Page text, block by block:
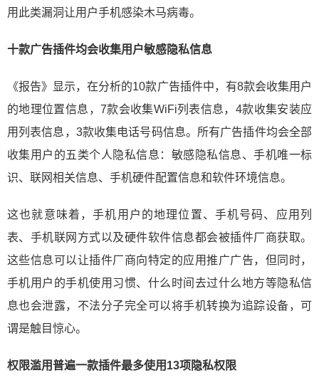
用此类漏洞让用户手机感染木马病毒。
十款广告插件均会收集用户敏感隐私信息
《报告》显示，在分析的10款广告插件中，有8款会收集用户
的地理位置信息，7款会收集WiFi列表信息，4款收集安装应
用列表信息，3款收集电话号码信息。所有广告插件均会全部
收集用户的五类个人隐私信息：敏感隐私信息、手机唯一标
识、联网相关信息、手机硬件配置信息和软件环境信息。
这也就意味着，手机用户的地理位置、手机号码、应用列
表、手机联网方式以及硬件软件信息都会被插件厂商获取。
这些信息可以让插件厂商向特定的应用推广广告，但同时，
手机用户的手机使用习惯、什么时间去过什么地方等隐私信
息也会泄露，不法分子完全可以将手机转换为追踪设备，可
谓是触目惊心。
权限滥用普遍一款插件最多使用13项隐私权限